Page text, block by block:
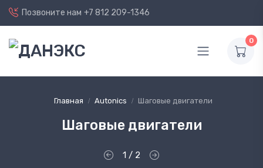
Позвоните нам +7 812 209-1346
0
Главная Autonics Шаговые двигатели
Шаговые двигатели
1 / 2